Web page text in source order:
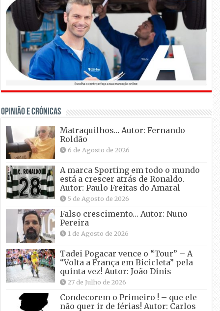
OPINIÃO E CRÓNICAS
Matraquilhos… Autor: Fernando
Roldão
6 de Agosto de 2026
A marca Sporting em todo o mundo
está a crescer atrás de Ronaldo.
Autor: Paulo Freitas do Amaral
5 de Agosto de 2026
Falso crescimento… Autor: Nuno
Pereira
1 de Agosto de 2026
Tadei Pogacar vence o “Tour” – A
“Volta a França em Bicicleta” pela
quinta vez! Autor: João Dinis
27 de Julho de 2026
Condecorem o Primeiro ! – que ele
não quer ir de férias! Autor: Carlos